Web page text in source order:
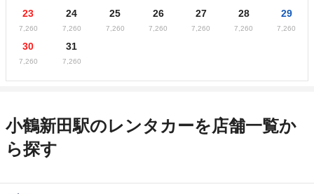
23
7,260
24
7,260
25
7,260
26
7,260
27
7,260
28
7,260
29
7,260
30
7,260
31
7,260
小鶴新田駅のレンタカーを店舗一覧か
ら探す